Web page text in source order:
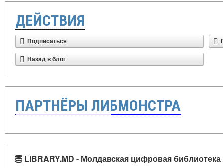
ДЕЙСТВИЯ
Подписаться
Назад в блог
ПАРТНЁРЫ ЛИБМОНСТРА
LIBRARY.MD - Молдавская цифровая библиотека